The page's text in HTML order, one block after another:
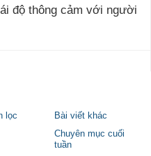
độ thông cảm với người
lọc
Bài viết khác
Chuyên mục cuối
tuần